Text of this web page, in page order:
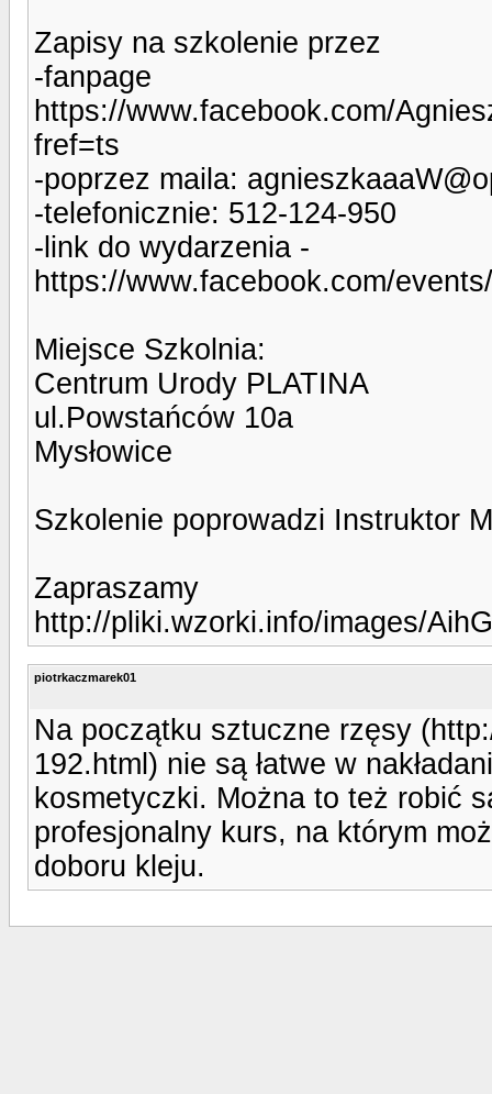
Zapisy na szkolenie przez
-fanpage
https://www.facebook.com/
fref=ts
-poprzez maila:
-telefonicznie: 512-124-950
-link do wydarzenia -
https://www.facebook.com/
Miejsce Szkolnia:
Centrum Urody PLATINA
ul.Powstańców 10a
Mysłowice
Szkolenie poprowadzi Instruktor
Zapraszamy
http://pliki.wzorki.info/images/
piotrkaczmarek01
Na początku sztuczne rzęsy
192.html) nie są łatwe w
kosmetyczki. Można to też robić
profesjonalny kurs, na którym
doboru kleju.